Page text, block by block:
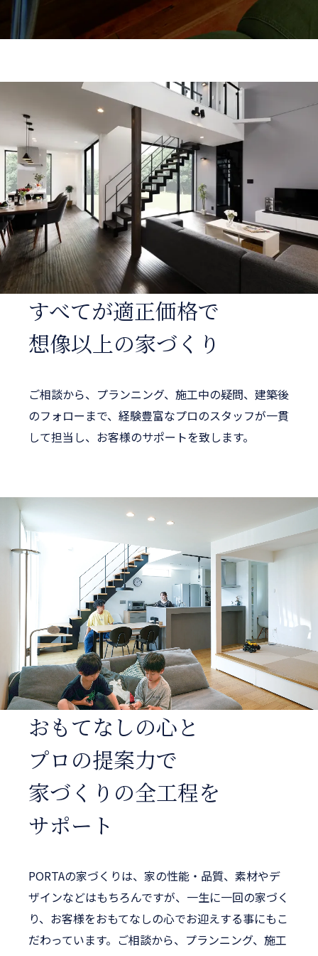
すべてが適正価格で
想像以上の家づくり
ご相談から、プランニング、施工中の疑問、建築後
のフォローまで、経験豊富なプロのスタッフが一貫
して担当し、お客様のサポートを致します。
おもてなしの心と
プロの提案力で
家づくりの全工程を
サポート
PORTAの家づくりは、家の性能・品質、素材やデ
ザインなどはもちろんですが、一生に一回の家づく
り、お客様をおもてなしの心でお迎えする事にもこ
だわっています。ご相談から、プランニング、施工